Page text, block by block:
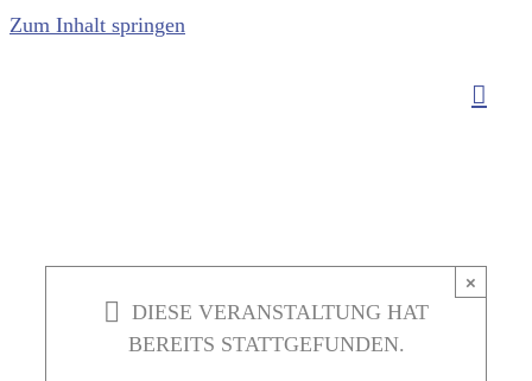
Zum Inhalt springen
DIESE VERANSTALTUNG HAT
BEREITS STATTGEFUNDEN.
×